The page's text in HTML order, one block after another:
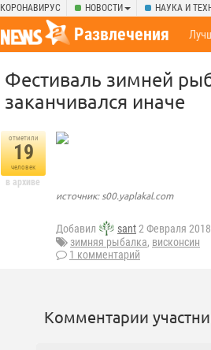
КОРОНАВИРУС НОВОСТИ НАУКА И
Развлечения
Фестиваль зимней
заканчивался иначе
отметили
19
человек
в архиве
источник: s00.yaplakal.com
Добавил sant2 Февраля 2018
зимняя рыбалка, висконсин
1 комментарий
Комментарии